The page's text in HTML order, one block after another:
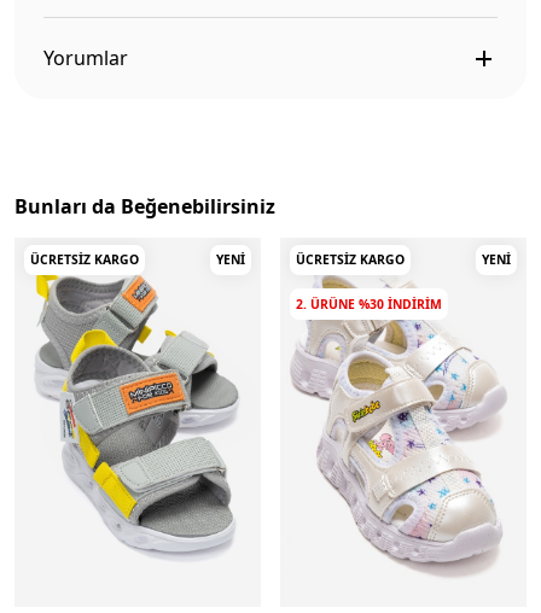
Yorumlar
Bunları da Beğenebilirsiniz
ÜCRETSIZ KARGO YENI ÜCRETSIZ KARGO YENI
2. ÜRÜNE %30 INDIRIM